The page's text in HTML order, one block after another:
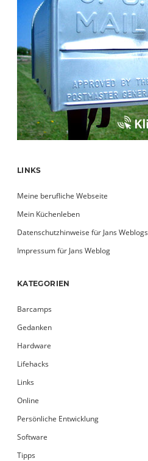
LINKS
Meine berufliche Webseite
Mein Küchenleben
Datenschutzhinweise für Jans Weblogs
Impressum für Jans Weblog
KATEGORIEN
Barcamps
Gedanken
Hardware
Lifehacks
Links
Online
Persönliche Entwicklung
Software
Tipps